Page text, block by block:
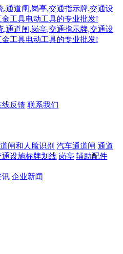
线反馈 联系我们
闸和人脸识别 汽车通道闸 通道
通设施标牌划线 岗亭 辅助配件
讯 企业新闻